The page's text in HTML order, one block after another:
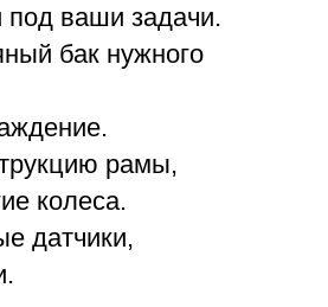
ваши задачи.
бак нужного
рамы,
колеса.
датчики,